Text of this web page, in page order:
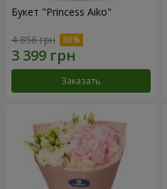
Букет "Princess Aiko"
4 856 грн
Заказать